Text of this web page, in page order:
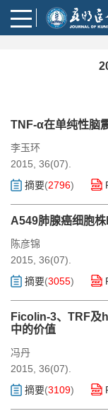
TNF-α在单纯性脑
李玉环
2015, 36(07).
摘要(2796)
A549肺腺癌细胞
陈彦锦
2015, 36(07).
摘要(3055)
Ficolin-3、TRF及
中的价值
冯丹
2015, 36(07).
摘要(3109)